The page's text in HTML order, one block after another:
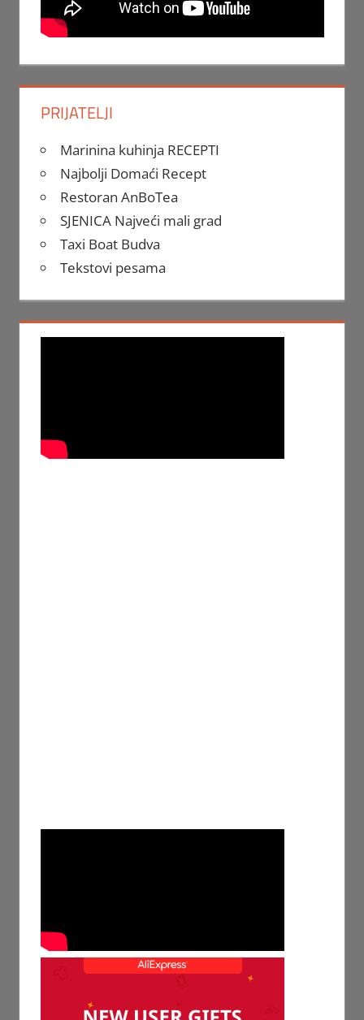
PRIJATELJI
Marinina kuhinja RECEPTI
Najbolji Domaći Recept
Restoran AnBoTea
SJENICA Najveći mali grad
Taxi Boat Budva
Tekstovi pesama